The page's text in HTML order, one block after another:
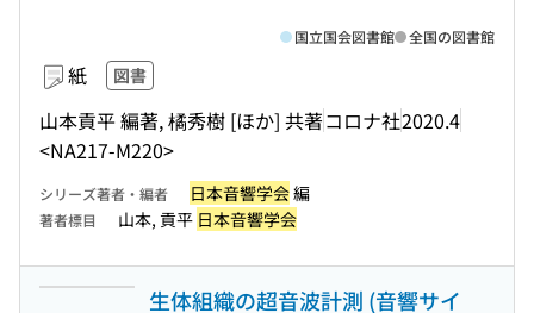
紙 図書
山本貢平 編著, 橘秀樹 [ほか] 共著コロナ社2020.4
<NA217-M220>
国立国会図書館 全国の図書館
シリーズ著者・編者 日本音響学会編
著者標目 山本, 貢平 日本音響学会
生体組織の超音波計測 (音響サイ